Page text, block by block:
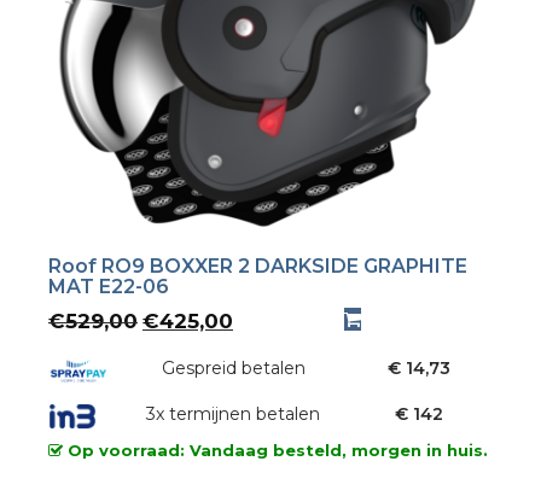
Roof RO9 BOXXER 2 DARKSIDE GRAPHITE
MAT E22-06
€529,00 Oorspronkelijke
was:
€425,00
is:
Gespreid betalen € 14,73
3x termijnen betalen € 142
Op voorraad: Vandaag besteld, morgen in huis.